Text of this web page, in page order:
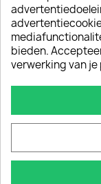
bieden.
verwerking van